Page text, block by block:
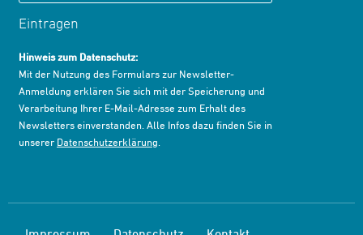
Eintragen
Hinweis zum Datenschutz:
Mit der Nutzung des Formulars zur Newsletter-
Anmeldung erklären Sie sich mit der Speicherung und
Verarbeitung Ihrer E-Mail-Adresse zum Erhalt des
Newsletters einverstanden. Alle Infos dazu finden Sie in
unserer Datenschutzerklärung.